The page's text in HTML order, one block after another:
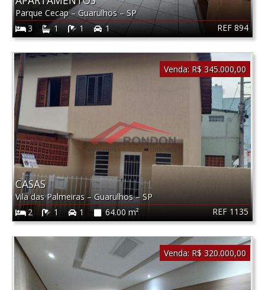
REF 894
Parque Cecap–Guarulhos–SP
3
1 1 1
REF 1135
CASAS
Vila das Palmeiras–Guarulhos–SP
2
1 1 64.00 m²
Venda: R$ 345.000,00
Venda: R$ 320.000,00